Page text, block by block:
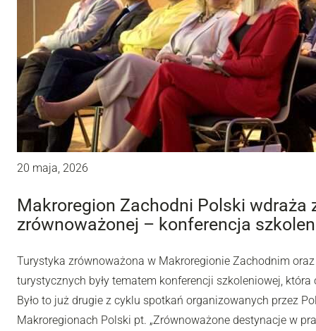
20 maja, 2026
Makroregion Zachodni Polski wdraża
zrównoważonej – konferencja
Turystyka zrównoważona w Makroregionie Zachodnim
turystycznych były tematem konferencji szkoleniowej,
Było to już drugie z cyklu spotkań organizowanych przez
Makroregionach Polski pt. „Zrównoważone destynacje w